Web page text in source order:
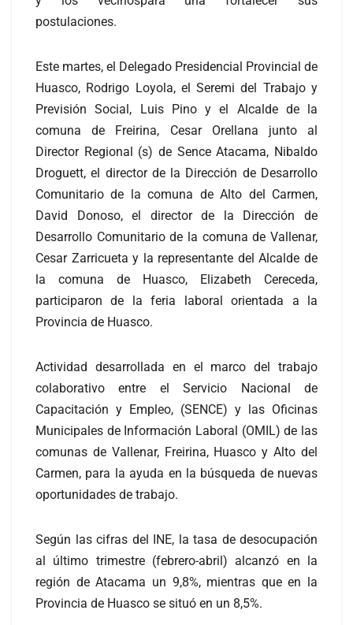
postulaciones.
Este martes, el Delegado Presidencial Provincial de
Huasco, Rodrigo Loyola, el Seremi del Trabajo y
Previsión Social, Luis Pino y el Alcalde de la
comuna de Freirina, Cesar Orellana junto al
Director Regional (s) de Sence Atacama, Nibaldo
Droguett, el director de la Dirección de Desarrollo
Comunitario de la comuna de Alto del Carmen,
David Donoso, el director de la Dirección de
Desarrollo Comunitario de la comuna de Vallenar,
Cesar Zarricueta y la representante del Alcalde de
la comuna de Huasco, Elizabeth Cereceda,
participaron de la feria laboral orientada a la
Provincia de Huasco.
Actividad desarrollada en el marco del trabajo
colaborativo entre el Servicio Nacional de
Capacitación y Empleo, (SENCE) y las Oficinas
Municipales de Información Laboral (OMIL) de las
comunas de Vallenar, Freirina, Huasco y Alto del
Carmen, para la ayuda en la búsqueda de nuevas
oportunidades de trabajo.
Según las cifras del INE, la tasa de desocupación
al último trimestre (febrero-abril) alcanzó en la
región de Atacama un 9,8%, mientras que en la
Provincia de Huasco se situó en un 8,5%.